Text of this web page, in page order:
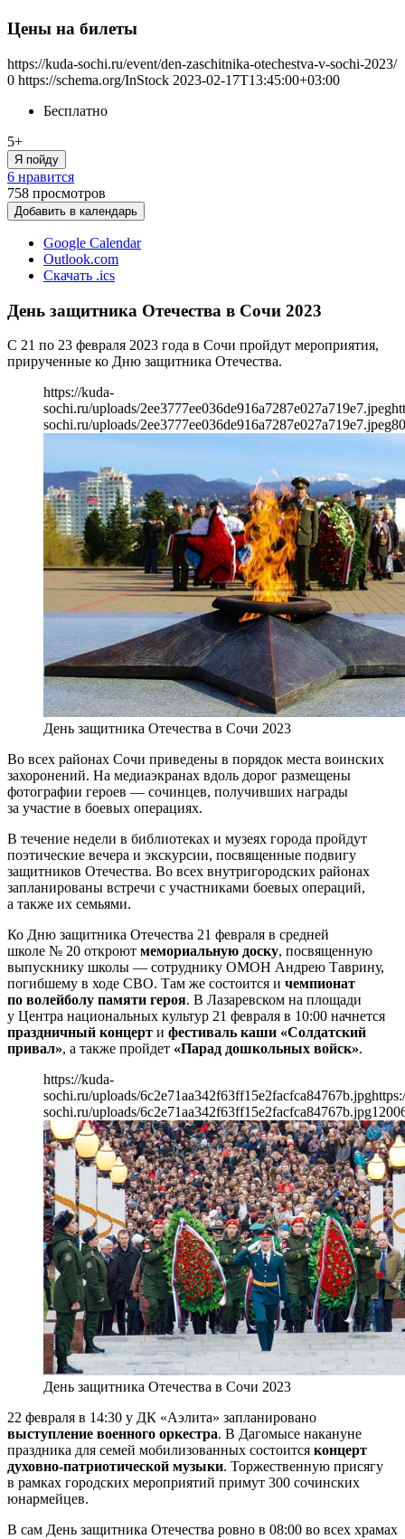
Цены на билеты
https://kuda-sochi.ru/event/den-zaschitnika-otechestva-v-sochi-2023/
0 https://schema.org/InStock 2023-02-17T13:45:00+03:00
Бесплатно
5+
Я пойду
6 нравится
758 просмотров
Добавить в календарь
Google Calendar
Outlook.com
Скачать .ics
День защитника Отечества в Сочи 2023
С 21 по 23 февраля 2023 года в Сочи пройдут мероприятия,
прирученные ко Дню защитника Отечества.
https://kuda-
sochi.ru/uploads/2ee3777ee036de916a7287e027a719e7.jpeg
sochi.ru/uploads/2ee3777ee036de916a7287e027a719e7.jpeg
День защитника Отечества в Сочи 2023
Во всех районах Сочи приведены в порядок места воинских
захоронений. На медиаэкранах вдоль дорог размещены
фотографии героев — сочинцев, получивших награды
за участие в боевых операциях.
В течение недели в библиотеках и музеях города пройдут
поэтические вечера и экскурсии, посвященные подвигу
защитников Отечества. Во всех внутригородских районах
запланированы встречи с участниками боевых операций,
а также их семьями.
Ко Дню защитника Отечества 21 февраля в средней
школе № 20 откроют мемориальную доску, посвященную
выпускнику школы — сотруднику ОМОН Андрею Таврину,
погибшему в ходе СВО. Там же состоится и чемпионат
по волейболу памяти героя. В Лазаревском на площади
у Центра национальных культур 21 февраля в 10:00 начнется
праздничный концерт и фестиваль каши «Солдатский
привал», а также пройдет «Парад дошкольных войск».
https://kuda-
sochi.ru/uploads/6c2e71aa342f63ff15e2facfca84767b.jpg
sochi.ru/uploads/6c2e71aa342f63ff15e2facfca84767b.jpg1200
День защитника Отечества в Сочи 2023
22 февраля в 14:30 у ДК «Аэлита» запланировано
выступление военного оркестра. В Дагомысе накануне
праздника для семей мобилизованных состоится концерт
духовно-патриотической музыки. Торжественную присягу
в рамках городских мероприятий примут 300 сочинских
юнармейцев.
В сам День защитника Отечества ровно в 08:00 во всех храмах